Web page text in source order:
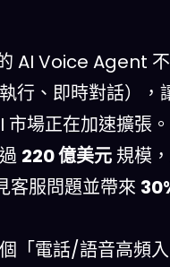
AI Voice Agent
行、即時對話），
市場正在加速擴張
220 億美元規模
客服問題並帶來
「電話/語音高頻